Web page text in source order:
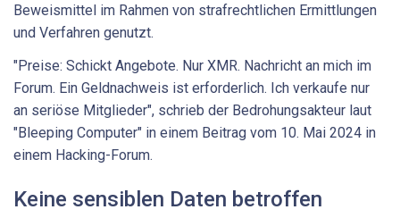
Beweismittel im Rahmen von strafrechtlichen Ermittlungen
und Verfahren genutzt.
"Preise: Schickt Angebote. Nur XMR. Nachricht an mich im
Forum. Ein Geldnachweis ist erforderlich. Ich verkaufe nur
an seriöse Mitglieder", schrieb der Bedrohungsakteur laut
"Bleeping Computer" in einem Beitrag vom 10. Mai 2024 in
einem Hacking-Forum.
Keine sensiblen Daten betroffen